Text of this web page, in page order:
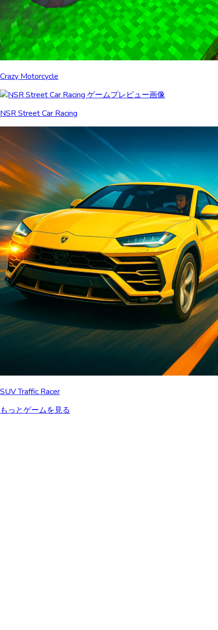
Crazy Motorcycle
NSR Street Car Racing
SUV Traffic Racer
もっとゲームを見る